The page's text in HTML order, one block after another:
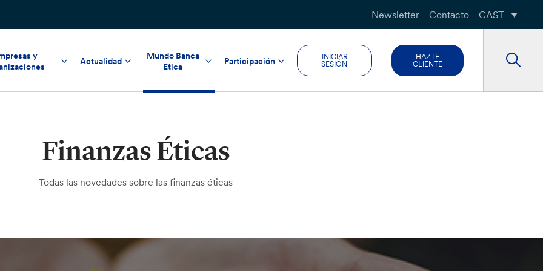
Newsletter Contacto CAST
y
Actualidad
Mundo Banca
Etica
Participación
INICIAR
SESIÓN
HAZTE
CLIENTE
Finanzas Éticas
Todas las novedades sobre las finanzas éticas